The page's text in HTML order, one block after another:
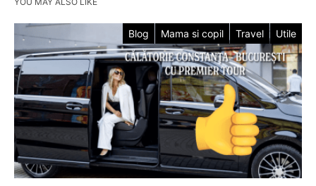
Blog Mama si copil Travel Utile